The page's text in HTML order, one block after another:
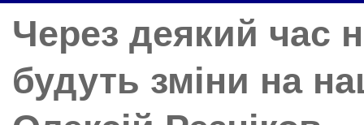
Через деякий час
будуть зміни на